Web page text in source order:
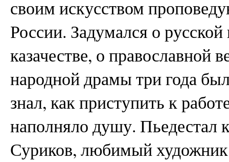
своим искусством
России. Задумался о
казачестве, о православной
народной драмы три года
знал, как приступить к
наполняло душу. Пьедестал
Суриков, любимый художник